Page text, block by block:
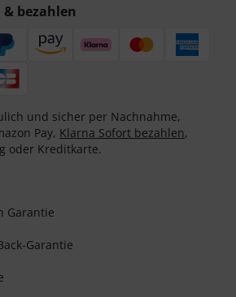
bezahlen
und sicher per Nachnahme,
Pay, Klarna Sofort bezahlen,
oder Kreditkarte.
Garantie
Garantie